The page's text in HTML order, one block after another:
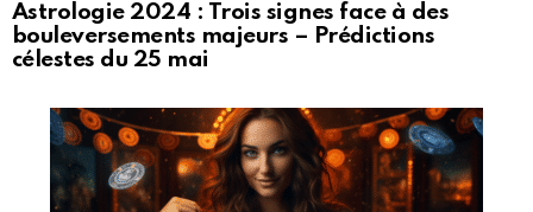
Astrologie 2024 : Trois signes face à des
bouleversements majeurs – Prédictions
célestes du 25 mai